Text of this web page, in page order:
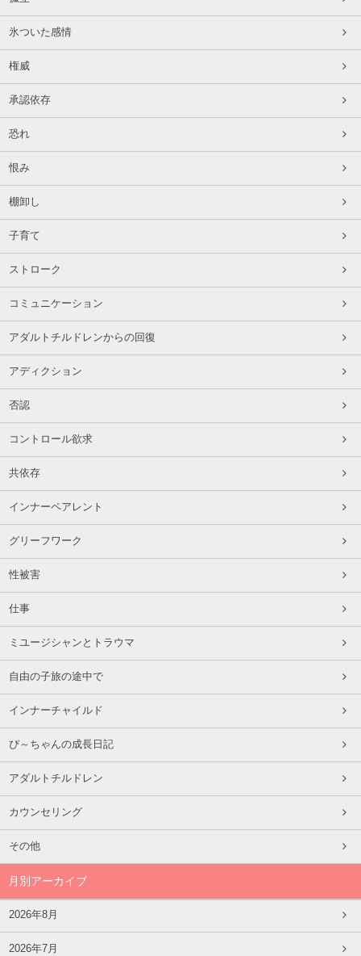
氷ついた感情
権威
承認依存
恐れ
恨み
棚卸し
子育て
ストローク
コミュニケーション
アダルトチルドレンからの回復
アディクション
否認
コントロール欲求
共依存
インナーペアレント
グリーフワーク
性被害
仕事
ミユージシャンとトラウマ
自由の子旅の途中で
インナーチャイルド
ぴ～ちゃんの成長日記
アダルトチルドレン
カウンセリング
その他
月別アーカイブ
2026年8月
2026年7月